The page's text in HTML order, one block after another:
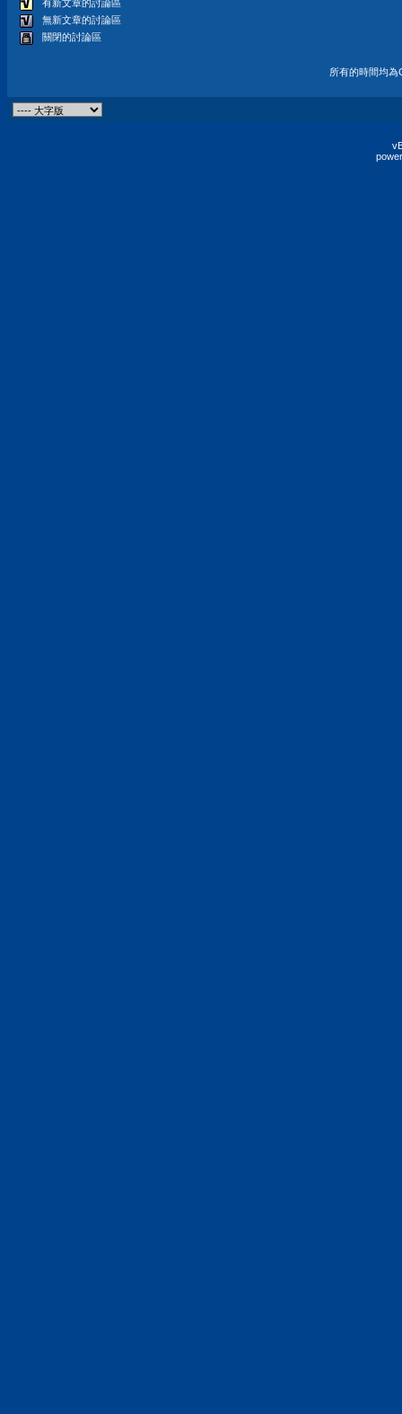
有新文章的討論區
無新文章的討論區
關閉的討論區
所有的時間均為